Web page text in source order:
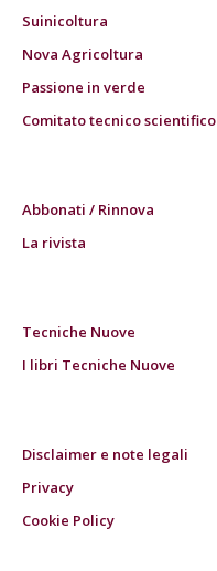
Suinicoltura
Nova Agricoltura
Passione in verde
Comitato tecnico scientifico
Abbonati / Rinnova
La rivista
Tecniche Nuove
I libri Tecniche Nuove
Disclaimer e note legali
Privacy
Cookie Policy